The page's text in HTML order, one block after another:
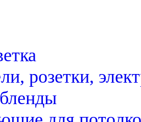
розетки,